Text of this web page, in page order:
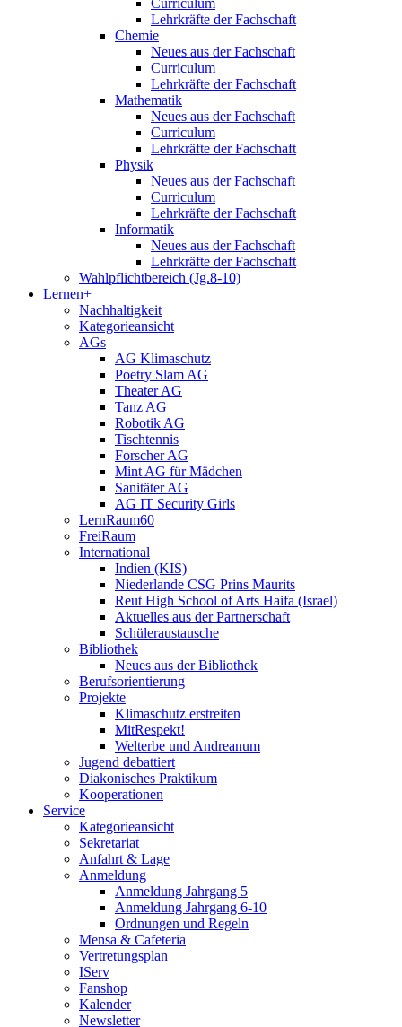
Curriculum
Lehrkräfte der Fachschaft
Chemie
Neues aus der Fachschaft
Curriculum
Lehrkräfte der Fachschaft
Mathematik
Neues aus der Fachschaft
Curriculum
Lehrkräfte der Fachschaft
Physik
Neues aus der Fachschaft
Curriculum
Lehrkräfte der Fachschaft
Informatik
Neues aus der Fachschaft
Lehrkräfte der Fachschaft
Wahlpflichtbereich (Jg.8-10)
Lernen+
Nachhaltigkeit
Kategorieansicht
AGs
AG Klimaschutz
Poetry Slam AG
Theater AG
Tanz AG
Robotik AG
Tischtennis
Forscher AG
Mint AG für Mädchen
Sanitäter AG
AG IT Security Girls
LernRaum60
FreiRaum
International
Indien (KIS)
Niederlande CSG Prins Maurits
Reut High School of Arts Haifa (Israel)
Aktuelles aus der Partnerschaft
Schüleraustausche
Bibliothek
Neues aus der Bibliothek
Berufsorientierung
Projekte
Klimaschutz erstreiten
MitRespekt!
Welterbe und Andreanum
Jugend debattiert
Diakonisches Praktikum
Kooperationen
Service
Kategorieansicht
Sekretariat
Anfahrt & Lage
Anmeldung
Anmeldung Jahrgang 5
Anmeldung Jahrgang 6-10
Ordnungen und Regeln
Mensa & Cafeteria
Vertretungsplan
IServ
Fanshop
Kalender
Newsletter